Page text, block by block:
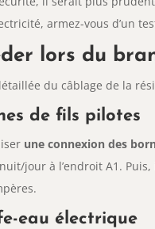
armez-vous d’un
lors du
du câblage de la
de fils pilotes
une connexion des
jour à l’endroit A1.
eau électrique